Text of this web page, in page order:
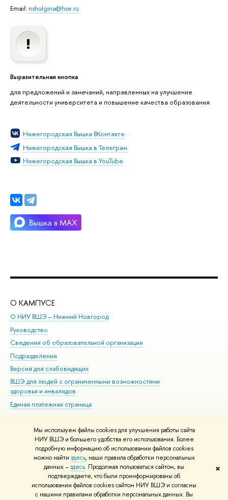
Мы используем файлы cookies для улучшения работы сайта
НИУ ВШЭ и большего удобства его использования. Более
подробную информацию об использовании файлов cookies
можно найти здесь, наши правила обработки персональных
данных –здесь. Продолжая пользоваться сайтом, вы
подтверждаете, что были проинформированы об
использовании файлов cookies сайтом НИУ ВШЭ и согласны
с нашими правилами обработки персональных данных. Вы
✖
Email: nshulgina@hse.ru
Выразительная кнопка
для предложений и замечаний, направленных на улучшение
деятельности университета и повышение качества образования
Нижегородская Вышка ВКонтакте
Нижегородская Вышка в Телеграм
Нижегородская Вышка в YouTube
О КАМПУСЕ
О НИУ ВШЭ – Нижний Новгород
Руководство
Сведения об образовательной организации
Подразделения
Версия для слабовидящих
ВШЭ для людей с ограниченными возможностями
здоровья и инвалидов
Единая платежная страница
© НИУ ВШЭ 1993–2026 Адреса и контакты Условия использования
материалов Политика конфиденциальности Карта сайта